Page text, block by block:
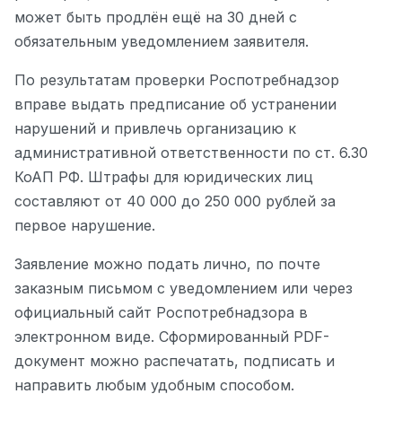
может быть продлён ещё на 30 дней с
обязательным уведомлением заявителя.
По результатам проверки Роспотребнадзор
вправе выдать предписание об устранении
нарушений и привлечь организацию к
административной ответственности по ст. 6.30
КоАП РФ. Штрафы для юридических лиц
составляют от 40 000 до 250 000 рублей за
первое нарушение.
Заявление можно подать лично, по почте
заказным письмом с уведомлением или через
официальный сайт Роспотребнадзора в
электронном виде. Сформированный PDF-
документ можно распечатать, подписать и
направить любым удобным способом.